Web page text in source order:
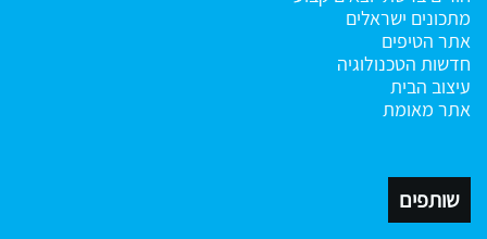
מתכונים ישראלים
אתר הטיפים
חדשות הטכנולוגיה
עיצוב הבית
אתר מאומת
שותפים